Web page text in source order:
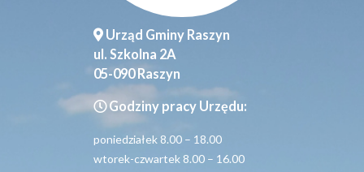
Urząd Gminy Raszyn
ul. Szkolna 2A
05-090 Raszyn
Godziny pracy Urzędu:
poniedziałek 8.00 – 18.00
wtorek-czwartek 8.00 – 16.00